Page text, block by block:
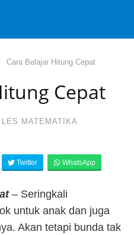
Cara Belajar Hitung Cepat
Cepat
LES MATEMATIKA
Twitter WhatsApp
– Seringkali
untuk anak dan juga
Akan tetapi bunda tak